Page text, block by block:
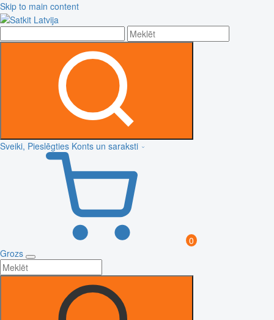
Skip to main content
Sveiki, Pieslēgties Konts un saraksti
0
Grozs